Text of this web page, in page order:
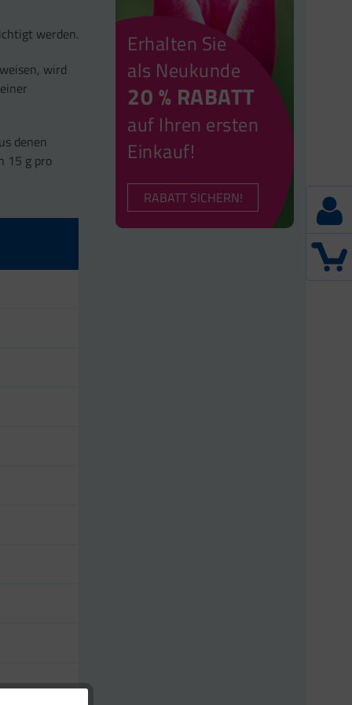
werden.
wird
denen
15 g pro
Erhalten Sie
als Neukunde
20 % RABATT
auf Ihren ersten
Einkauf!
RABATT SICHERN!